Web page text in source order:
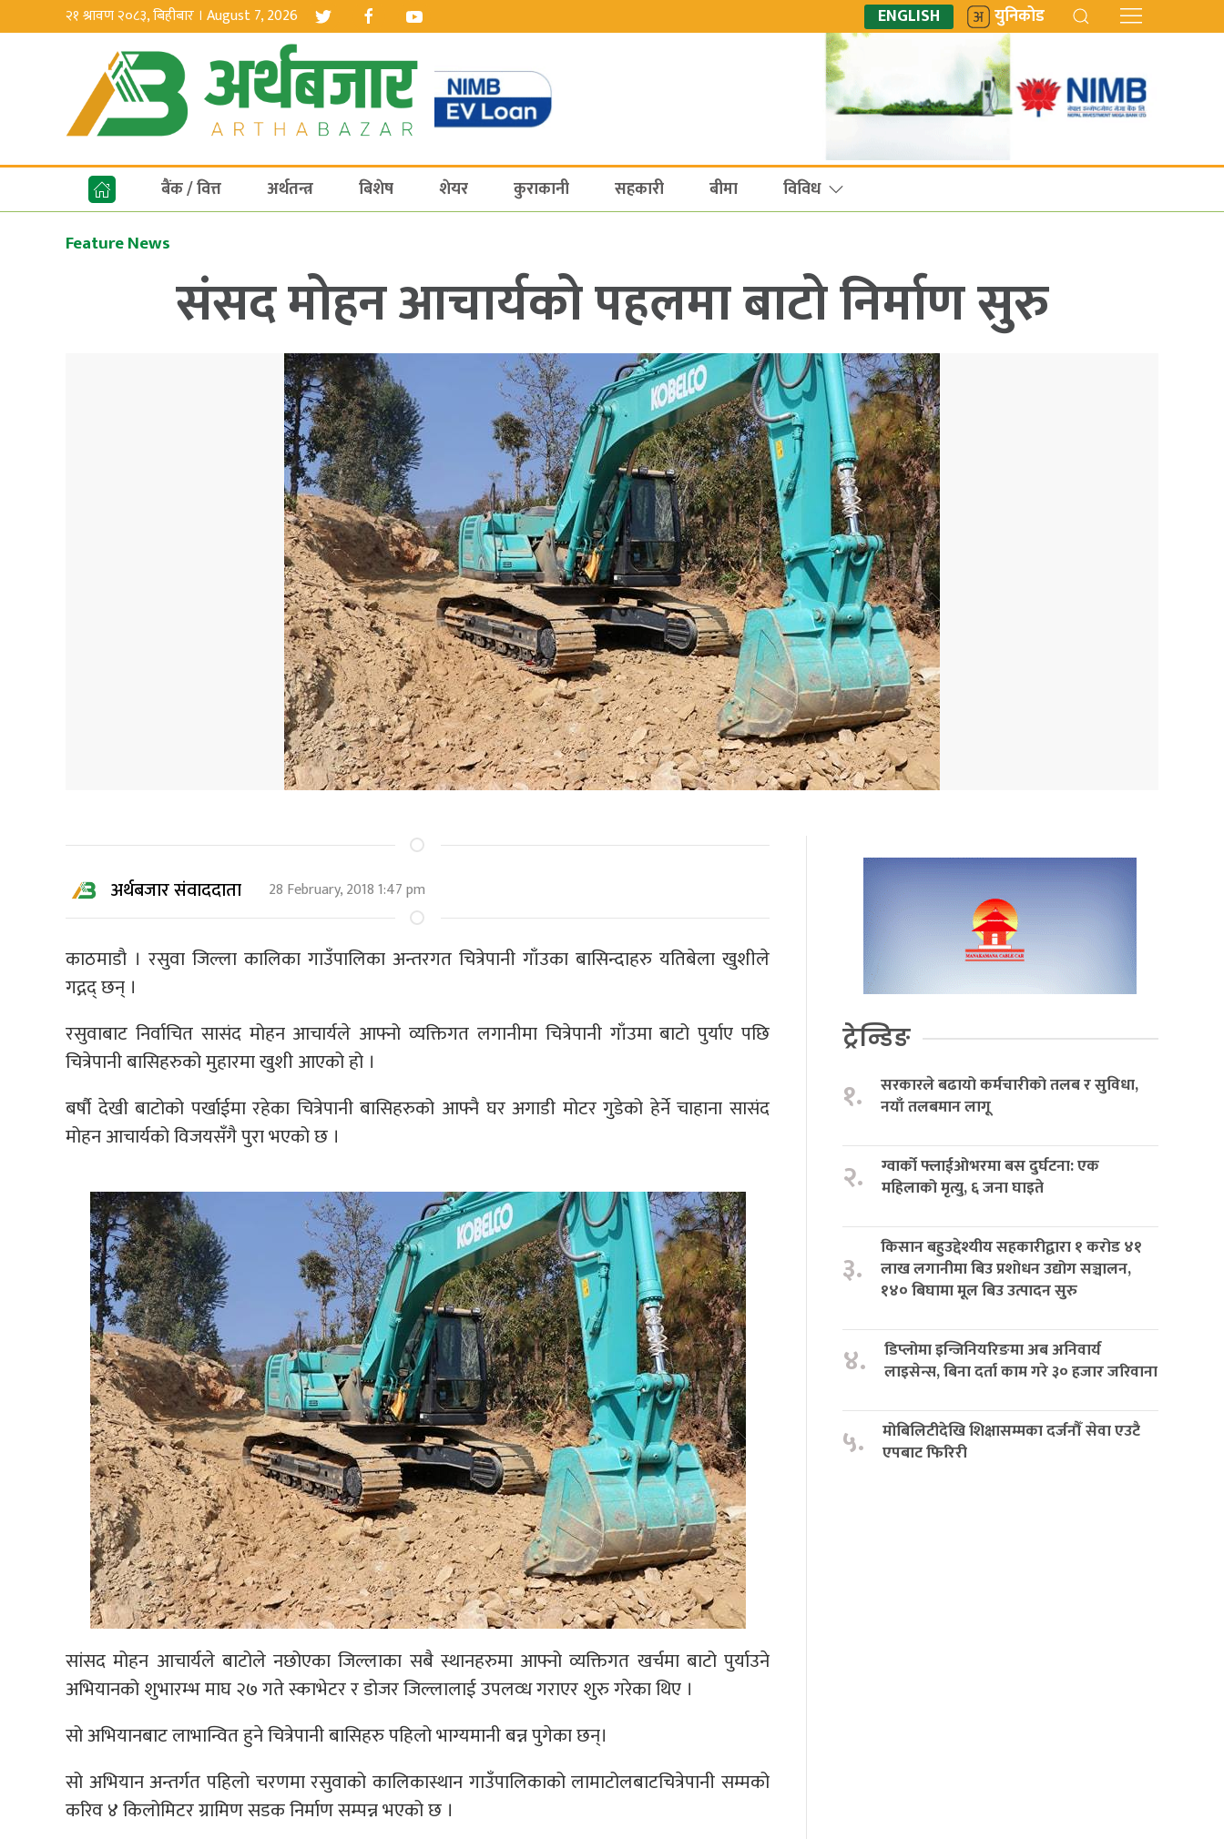
२१ श्रावण २०८३, बिहीबार । August 7, 2026 ENGLISH युनिकोड
बैंक / वित्त अर्थतन्त्र बिशेष शेयर कुराकानी सहकारी बीमा विविध
Feature News
संसद मोहन आचार्यको पहलमा बाटो निर्माण सुरु
अर्थबजार संवाददाता 28 February, 2018 1:47 pm
काठमाडाै । रसुवा जिल्ला कालिका गाउँपालिका अन्तरगत चित्रेपानी गाँउका बासिन्दाहरु यतिबेला खुशीले
गद्गद् छन् ।
रसुवाबाट निर्वाचित सासंद मोहन आचार्यले आफ्नो व्यक्तिगत लगानीमा चित्रेपानी गाँउमा बाटो पुर्याए पछि
चित्रेपानी बासिहरुको मुहारमा खुशी आएको हो ।
बर्षौ देखी बाटोको पर्खाईमा रहेका चित्रेपानी बासिहरुको आफ्नै घर अगाडी मोटर गुडेको हेर्ने चाहाना सासंद
मोहन आचार्यको विजयसँगै पुरा भएको छ ।
सांसद मोहन आचार्यले बाटोले नछोएका जिल्लाका सबै स्थानहरुमा आफ्नो व्यक्तिगत खर्चमा बाटो पुर्याउने
अभियानको शुभारम्भ माघ २७ गते स्काभेटर र डोजर जिल्लालाई उपलव्ध गराएर शुरु गरेका थिए ।
सो अभियानबाट लाभान्वित हुने चित्रेपानी बासिहरु पहिलो भाग्यमानी बन्न पुगेका छन्।
सो अभियान अन्तर्गत पहिलो चरणमा रसुवाको कालिकास्थान गाउँपालिकाको लामाटोलबाटचित्रेपानी सम्मको
करिव ४ किलोमिटर ग्रामिण सडक निर्माण सम्पन्न भएको छ ।
ट्रेन्डिङ
१.
सरकारले बढायो कर्मचारीको तलब र सुविधा,
नयाँ तलबमान लागू
२.
ग्वार्को फ्लाईओभरमा बस दुर्घटना: एक
महिलाको मृत्यु, ६ जना घाइते
३.
किसान बहुउद्देश्यीय सहकारीद्वारा १ करोड ४१
लाख लगानीमा बिउ प्रशोधन उद्योग सञ्चालन,
१४० बिघामा मूल बिउ उत्पादन सुरु
४.
डिप्लोमा इन्जिनियरिङमा अब अनिवार्य
लाइसेन्स, बिना दर्ता काम गरे ३० हजार जरिवाना
५.
मोबिलिटीदेखि शिक्षासम्मका दर्जनौँ सेवा एउटै
एपबाट फिरिरी